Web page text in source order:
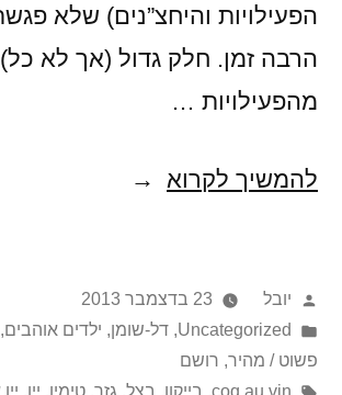
הפעילויות והיחצ”נים) שלא
הרבה זמן. חלק גדול (אך לא
מהפעילויות …
להמשיך לקרוא על
ותבשילי
פורסם
על
ידי
יובל
23 בדצמבר 2013
Posted
in
Uncategorized
, דל-שומן, ילדים אוהבים,
פשוט / מהיר, רושם
תגיות: